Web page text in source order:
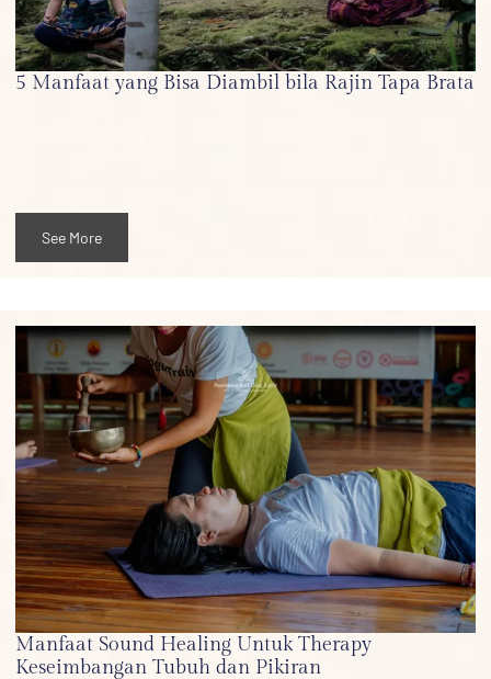
5 Manfaat yang Bisa Diambil bila Rajin Tapa Brata
See More
Manfaat Sound Healing Untuk Therapy
Keseimbangan Tubuh dan Pikiran